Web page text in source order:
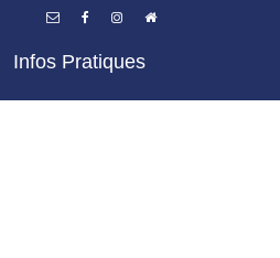
Infos Pratiques